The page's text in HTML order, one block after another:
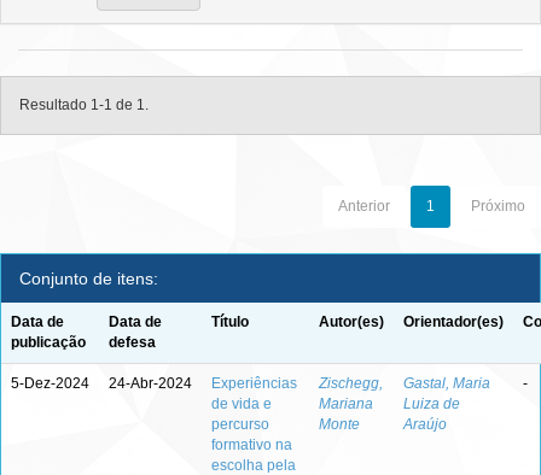
Resultado 1-1 de 1.
Anterior 1 Próximo
Conjunto de itens:
Data de
publicação
Data de
defesa
Título Autor(es) Orientador(es)
5-Dez-2024 24-Abr-2024
Experiências
de vida e
percurso
formativo na
escolha pela
Zischegg,
Mariana
Monte
Gastal, Maria
Luiza de
Araújo
-